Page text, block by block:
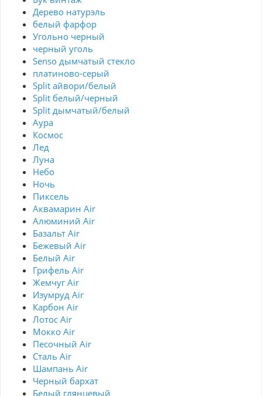
Дерево натурэль
белый фарфор
Угольно черный
черный уголь
Senso дымчатый стекло
платиново-серый
Split айвори/белый
Split белый/черный
Split дымчатый/белый
Аура
Космос
Лед
Луна
Небо
Ночь
Пиксель
Аквамарин Air
Алюминий Air
Базальт Air
Бежевый Air
Белый Air
Грифель Air
Жемчуг Air
Изумруд Air
Карбон Air
Лотос Air
Мокко Air
Песочный Air
Сталь Air
Шампань Air
Черный бархат
Белый глянцевый